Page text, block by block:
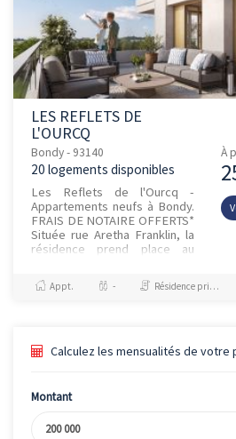
LES REFLETS DE
L'OURCQ
Bondy - 93140
20 logements disponibles
Les Reflets de l'Ourcq -
Appartements neufs à Bondy.
FRAIS DE NOTAIRE OFFERTS*
Située rue Aretha Franklin, la
résidence prend place au
en développement, en...
À
Appt. - Résidence principale / PTZ
Calculez les mensualités de votre
Montant